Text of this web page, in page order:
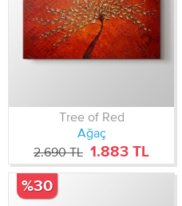
Tree of Red
Ağaç
2.690 TL 1.883 TL
%30